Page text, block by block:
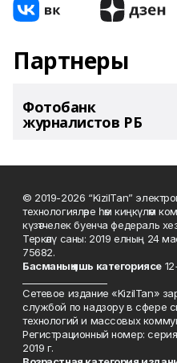
Партнеры
Фотобанк
журналистов РБ
© 2019-2026 “KizilTan”
технологияләре һәм киңкүләм
күзәтчелек буенча федераль
Теркәлү саны: 2019 елның 24
75682.
Басманың яшь категориясе
Сетевое издание «KizilTan»
службой по надзору в сфере
технологий и массовых
Регистрационный номер:
2019 г.